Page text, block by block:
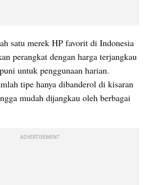
satu merek HP favorit di Indonesia
perangkat dengan harga terjangkau
untuk penggunaan harian.
tipe hanya dibanderol di kisaran
mudah dijangkau oleh berbagai
ADVERTISEMENT